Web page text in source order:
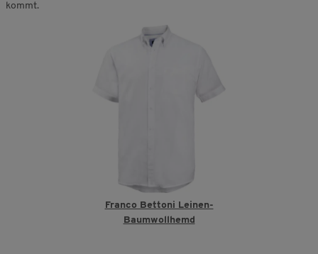
kommt.
Franco Bettoni Leinen-
Baumwollhemd